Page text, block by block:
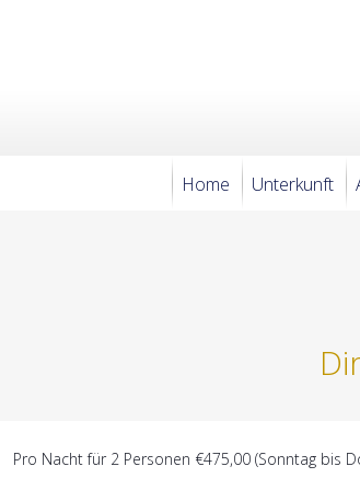
Home Unterkunft
Pro Nacht für 2 Personen €475,00 (Sonntag bis